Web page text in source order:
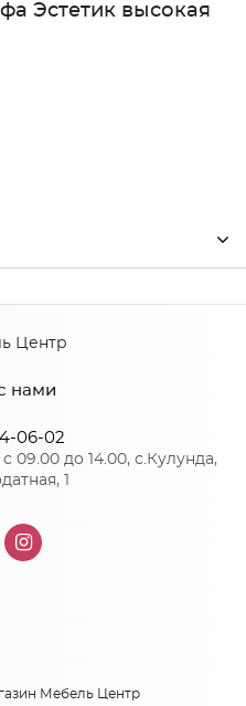
Эстетик высокая
Сурская мебель
нами
06-02
09.00 до 14.00, с.Кулунда,
1
Мебель Центр